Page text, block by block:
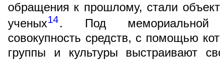
обращения к прошлому, стали
ученых14. Под мемориальной
совокупность средств, с помощью
группы и культуры выстраивают